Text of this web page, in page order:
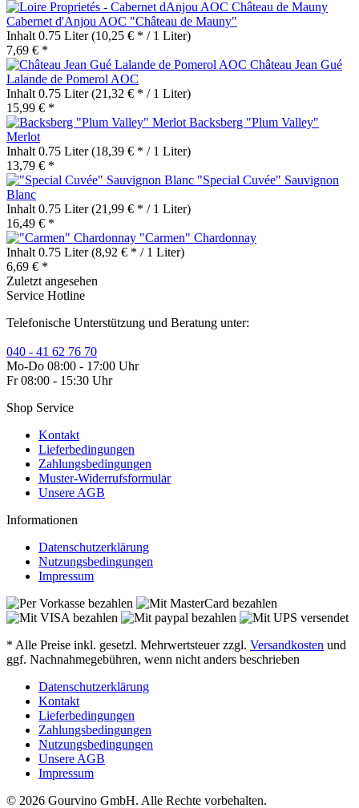
Cabernet d'Anjou AOC "Château de Mauny"
Inhalt 0.75 Liter(10,25 € * / 1 Liter)
7,69 € *
Château Jean Gué
Lalande de Pomerol AOC
Inhalt 0.75 Liter(21,32 € * / 1 Liter)
15,99 € *
Backsberg "Plum Valley"
Merlot
Inhalt 0.75 Liter(18,39 € * / 1 Liter)
13,79 € *
"Special Cuvée" Sauvignon
Blanc
Inhalt 0.75 Liter(21,99 € * / 1 Liter)
16,49 € *
"Carmen" Chardonnay
Inhalt 0.75 Liter(8,92 € * / 1 Liter)
6,69 € *
Zuletzt angesehen
Service Hotline
Telefonische Unterstützung und Beratung unter:
040 - 41 62 76 70
Mo-Do 08:00 - 17:00 Uhr
Fr 08:00 - 15:30 Uhr
Shop Service
Kontakt
Lieferbedingungen
Zahlungsbedingungen
Muster-Widerrufsformular
Unsere AGB
Informationen
Datenschutzerklärung
Nutzungsbedingungen
Impressum
* Alle Preise inkl. gesetzl. Mehrwertsteuer zzgl. Versandkosten und
ggf. Nachnahmegebühren, wenn nicht anders beschrieben
Datenschutzerklärung
Kontakt
Lieferbedingungen
Zahlungsbedingungen
Nutzungsbedingungen
Unsere AGB
Impressum
© 2026 Gourvino GmbH. Alle Rechte vorbehalten.